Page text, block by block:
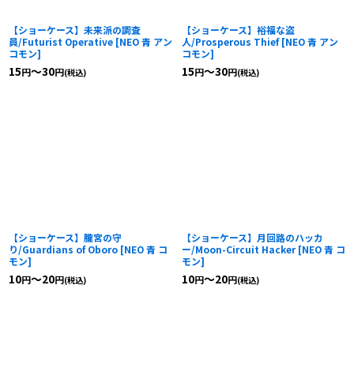
【ショーケース】未来派の調査
員/Futurist Operative [NEO 青 アン
コモン]
15円～30円(税込)
【ショーケース】裕福な盗
人/Prosperous Thief [NEO 青 アン
コモン]
15円～30円(税込)
【ショーケース】朧宮の守
り/Guardians of Oboro [NEO 青 コ
モン]
10円～20円(税込)
【ショーケース】月回路のハッカ
ー/Moon-Circuit Hacker [NEO 青 コ
モン]
10円～20円(税込)